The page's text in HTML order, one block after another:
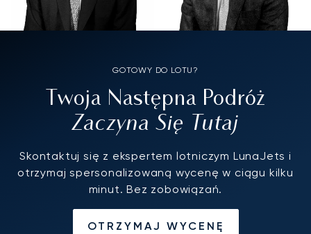
GOTOWY DO LOTU?
Twoja Następna Podróż
Zaczyna Się Tutaj
Skontaktuj się z ekspertem lotniczym LunaJets i
otrzymaj spersonalizowaną wycenę w ciągu kilku
minut. Bez zobowiązań.
OTRZYMAJ WYCENĘ